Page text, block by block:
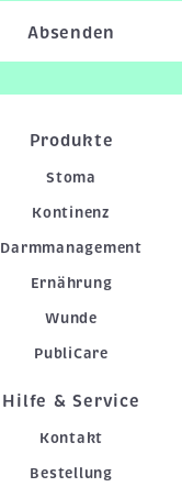
Absenden
Produkte
Stoma
Kontinenz
Darmmanagement
Ernährung
Wunde
PubliCare
Hilfe & Service
Kontakt
Bestellung